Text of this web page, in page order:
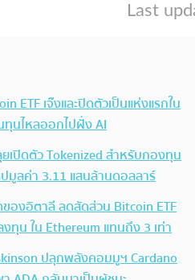
ETF เจ๊งและปิดตัวเป็นแห่งแรกใน
ทุนไหลออกไปฝั่ง AI
เปิดตัว Tokenized สำหรับกองทุน
มูลค่า 3.11 แสนล้านดอลลาร์
องอิตาลี ลดสัดส่วน Bitcoin ETF
ทุน ใน Ethereum แทนถึง 3 เท่า
ปลุกพลังคอมมูฯ Cardano